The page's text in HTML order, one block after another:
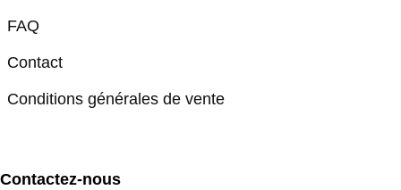
FAQ
Contact
Conditions générales de vente
Contactez-nous